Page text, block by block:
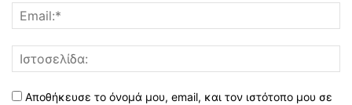
Αποθήκευσε το όνομά μου, email, και τον ιστότοπο μου σε